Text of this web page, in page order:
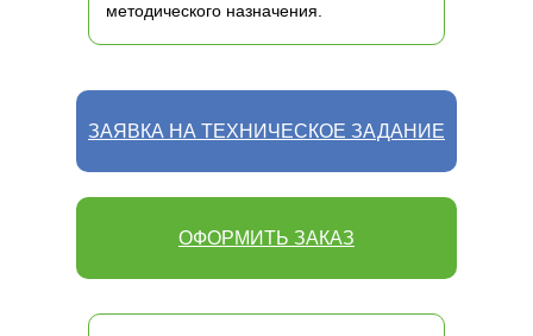
ЗАЯВКА НА ТЕХНИЧЕСКОЕ ЗАДАНИЕ
ОФОРМИТЬ ЗАКАЗ
методического назначения.